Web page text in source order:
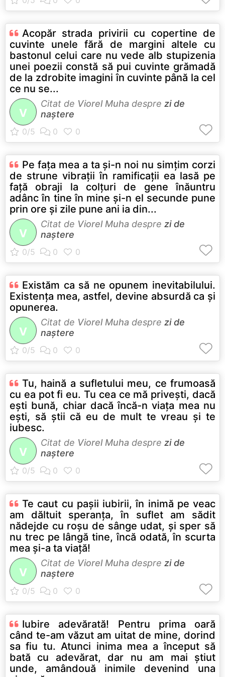
Acopăr strada privirii cu copertine de
cuvinte unele fără de margini altele cu
bastonul celui care nu vede alb stupizenia
unei poezii constă să pui cuvinte grămadă
de la zdrobite imagini în cuvinte până la cel
ce nu se...
V
Citat de Viorel Muha despre zi de
naștere
Pe faţa mea a ta şi-n noi nu simţim corzi
de strune vibraţii în ramificaţii ea lasă pe
faţă obraji la colţuri de gene înăuntru
adânc în tine în mine şi-n el secunde pune
prin ore şi zile pune ani ia din...
V
Citat de Viorel Muha despre zi de
naștere
Existăm ca să ne opunem inevitabilului.
Existenţa mea, astfel, devine absurdă ca şi
opunerea.
V
Citat de Viorel Muha despre zi de
naștere
Tu, haină a sufletului meu, ce frumoasă
cu ea pot fi eu. Tu cea ce mă priveşti, dacă
eşti bună, chiar dacă încă-n viaţa mea nu
eşti, să ştii că eu de mult te vreau şi te
iubesc.
V
Citat de Viorel Muha despre zi de
naștere
Te caut cu paşii iubirii, în inimă pe veac
am dăltuit speranţa, în suflet am sădit
nădejde cu roşu de sânge udat, şi sper să
nu trec pe lângă tine, încă odată, în scurta
mea şi-a ta viaţă!
V
Citat de Viorel Muha despre zi de
naștere
Iubire adevărată! Pentru prima oară
când te-am văzut am uitat de mine, dorind
sa fiu tu. Atunci inima mea a început să
bată cu adevărat, dar nu am mai ştiut
unde, amândouă inimile devenind una